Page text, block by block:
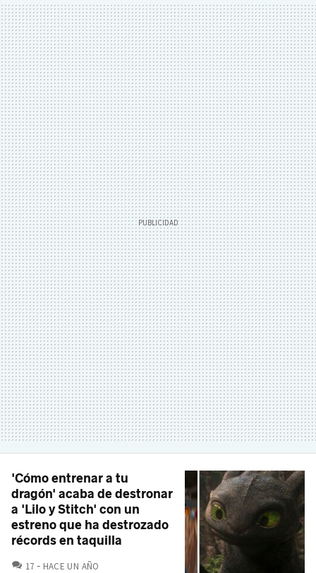
'Cómo entrenar a tu
dragón' acaba de destronar
a 'Lilo y Stitch' con un
estreno que ha destrozado
récords en taquilla
17 COMENTARIOS
HACE UN AÑO